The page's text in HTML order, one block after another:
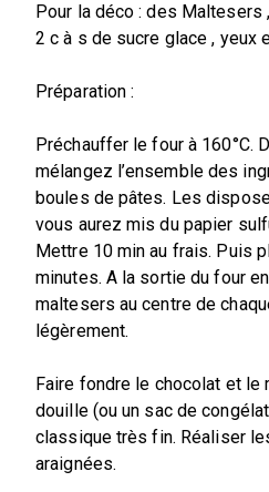
Pour la déco : des Maltesers
2 c à s de sucre glace , yeux
Préparation :
Préchauffer le four à 160°C.
mélangez l’ensemble des
boules de pâtes. Les
vous aurez mis du papier
Mettre 10 min au frais. Puis
minutes. A la sortie du four
maltesers au centre de
légèrement.
Faire fondre le chocolat et le
douille (ou un sac de
classique très fin. Réaliser
araignées.